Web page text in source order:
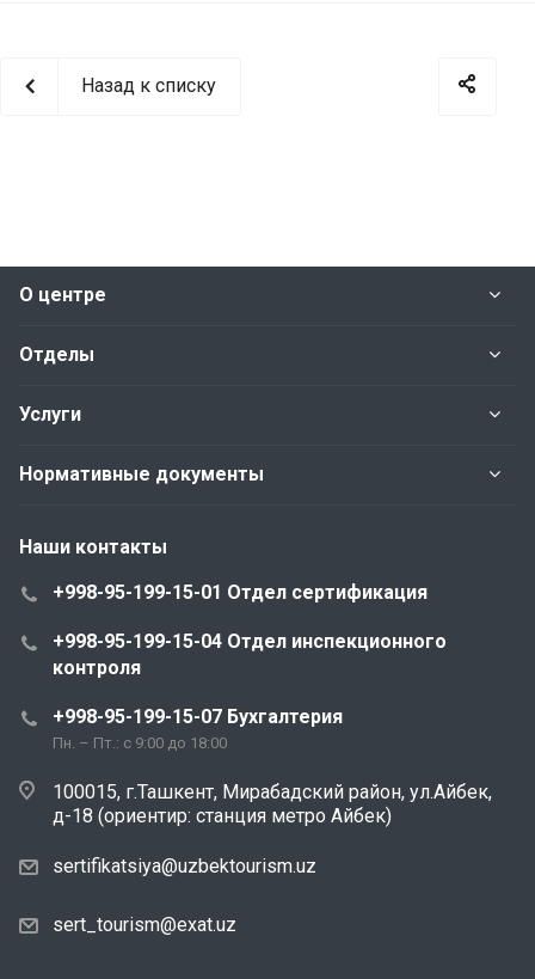
Назад к списку
О центре
Отделы
Услуги
Нормативные документы
Наши контакты
+998-95-199-15-01 Отдел сертификация
+998-95-199-15-04 Отдел инспекционного
контроля
+998-95-199-15-07 Бухгалтерия
Пн. – Пт.: с 9:00 до 18:00
100015, г.Ташкент, Мирабадский район, ул.Айбек,
д-18 (ориентир: станция метро Айбек)
sertifikatsiya@uzbektourism.uz
sert_tourism@exat.uz